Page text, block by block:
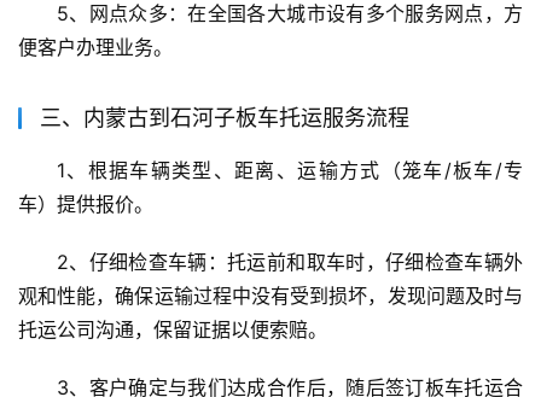
5、网点众多：在全国各大城市设有多个服务网点，方
便客户办理业务。
三、内蒙古到石河子板车托运服务流程
1、根据车辆类型、距离、运输方式（笼车/板车/专
车）提供报价。
2、仔细检查车辆：托运前和取车时，仔细检查车辆外
观和性能，确保运输过程中没有受到损坏，发现问题及时与
托运公司沟通，保留证据以便索赔。
3、客户确定与我们达成合作后，随后签订板车托运合